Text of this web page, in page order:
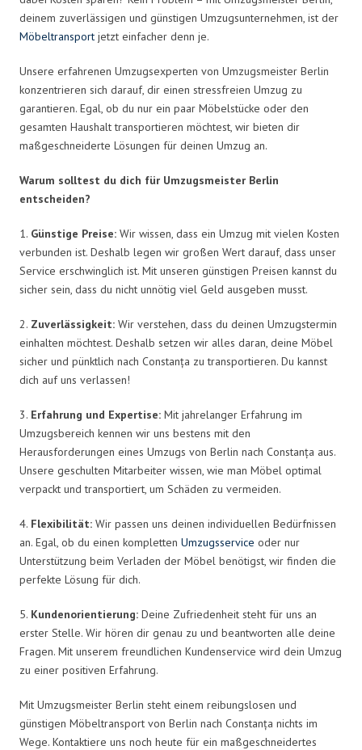
deinem zuverlässigen und günstigen Umzugsunternehmen, ist der
Möbeltransport jetzt einfacher denn je.
Unsere erfahrenen Umzugsexperten von Umzugsmeister Berlin
konzentrieren sich darauf, dir einen stressfreien Umzug zu
garantieren. Egal, ob du nur ein paar Möbelstücke oder den
gesamten Haushalt transportieren möchtest, wir bieten dir
maßgeschneiderte Lösungen für deinen Umzug an.
Warum solltest du dich für Umzugsmeister Berlin
entscheiden?
1. Günstige Preise: Wir wissen, dass ein Umzug mit vielen Kosten
verbunden ist. Deshalb legen wir großen Wert darauf, dass unser
Service erschwinglich ist. Mit unseren günstigen Preisen kannst du
sicher sein, dass du nicht unnötig viel Geld ausgeben musst.
2. Zuverlässigkeit: Wir verstehen, dass du deinen Umzugstermin
einhalten möchtest. Deshalb setzen wir alles daran, deine Möbel
sicher und pünktlich nach Constanța zu transportieren. Du kannst
dich auf uns verlassen!
3. Erfahrung und Expertise: Mit jahrelanger Erfahrung im
Umzugsbereich kennen wir uns bestens mit den
Herausforderungen eines Umzugs von Berlin nach Constanța aus.
Unsere geschulten Mitarbeiter wissen, wie man Möbel optimal
verpackt und transportiert, um Schäden zu vermeiden.
4. Flexibilität: Wir passen uns deinen individuellen Bedürfnissen
an. Egal, ob du einen kompletten Umzugsservice oder nur
Unterstützung beim Verladen der Möbel benötigst, wir finden die
perfekte Lösung für dich.
5. Kundenorientierung: Deine Zufriedenheit steht für uns an
erster Stelle. Wir hören dir genau zu und beantworten alle deine
Fragen. Mit unserem freundlichen Kundenservice wird dein Umzug
zu einer positiven Erfahrung.
Mit Umzugsmeister Berlin steht einem reibungslosen und
günstigen Möbeltransport von Berlin nach Constanța nichts im
Wege. Kontaktiere uns noch heute für ein maßgeschneidertes